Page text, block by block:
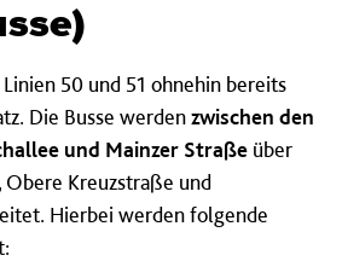
50 und 51 ohnehin bereits
Die Busse werdenzwischen den
und Mainzer Straße über
Kreuzstraße und
Hierbei werden folgende